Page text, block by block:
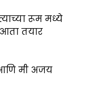
रूम मध्ये
तयार
मी अजय